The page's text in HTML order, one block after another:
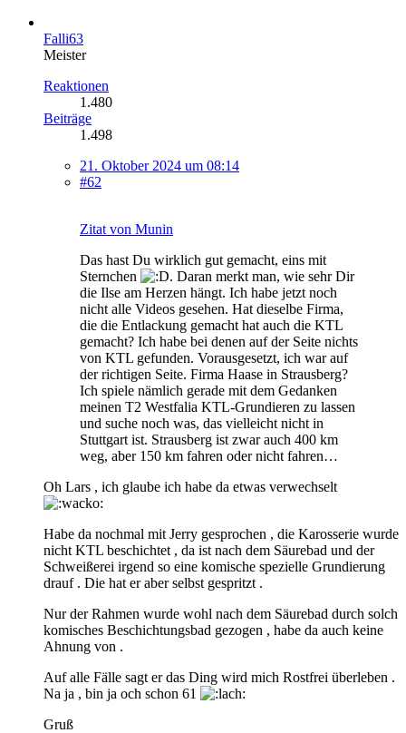
Falli63
Meister
Reaktionen
1.480
Beiträge
1.498
21. Oktober 2024 um 08:14
#62
Zitat von Munin
Das hast Du wirklich gut gemacht, eins mit
Sternchen
. Daran merkt man, wie sehr Dir
die Ilse am Herzen hängt. Ich habe jetzt noch
nicht alle Videos gesehen. Hat dieselbe Firma,
die die Entlackung gemacht hat auch die KTL
gemacht? Ich habe bei denen auf der Seite nichts
von KTL gefunden. Vorausgesetzt, ich war auf
der richtigen Seite. Firma Haase in Strausberg?
Ich spiele nämlich gerade mit dem Gedanken
meinen T2 Westfalia KTL-Grundieren zu lassen
und suche noch was, das vielleicht nicht in
Stuttgart ist. Strausberg ist zwar auch 400 km
weg, aber 150 km fahren oder nicht fahren…
Oh Lars , ich glaube ich habe da etwas verwechselt
Habe da nochmal mit Jerry gesprochen , die Karosserie wurde
nicht KTL beschichtet , da ist nach dem Säurebad und der
Schweißerei irgend so eine komische spezielle Grundierung
drauf . Die hat er aber selbst gespritzt .
Nur der Rahmen wurde wohl nach dem Säurebad durch solch
komisches Beschichtungsbad gezogen , habe da auch keine
Ahnung von .
Auf alle Fälle sagt er das Ding wird mich Rostfrei überleben .
Na ja , bin ja och schon 61
Gruß